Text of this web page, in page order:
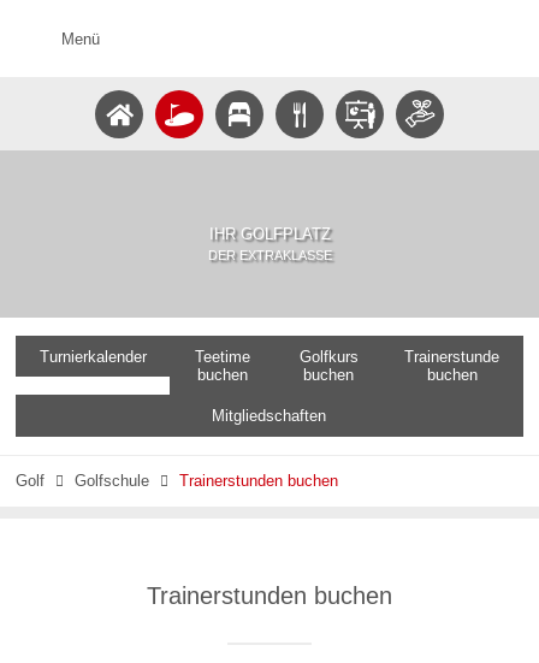
Menü
IHR GOLFPLATZ
DER EXTRAKLASSE
Turnierkalender
Teetime
buchen
Golfkurs
buchen
Trainerstunde
buchen
Mitgliedschaften
Golf  Golfschule  Trainerstunden buchen
Trainerstunden buchen